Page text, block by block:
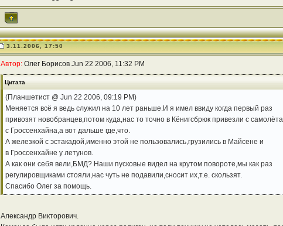
3.11.2006, 17:50
Автор:Олег Борисов Jun 22 2006, 11:32 PM
Цитата
(Планшетист @ Jun 22 2006, 09:19 PM)
Меняется всё я ведь служил на 10 лет раньше.И я имел ввиду когда первый раз
привозят новобранцев,потом куда,нас то точно в Кёнигсбрюк привезли с самолёта
с Гроссенхайна,а вот дальше где,что.
А железкой с эстакадой,именно этой не пользовались,грузились в Майсене и
в Гроссенхайне у летунов.
А как они себя вели,БМД? Наши пусковые видел на крутом повороте,мы как раз
регулировщиками стояли,нас чуть не подавили,сносит их,т.е. скользят.
Спасибо Олег за помощь.
Александр Викторович.